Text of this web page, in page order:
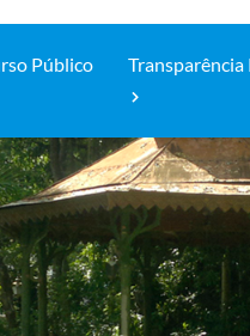
Público Transparência